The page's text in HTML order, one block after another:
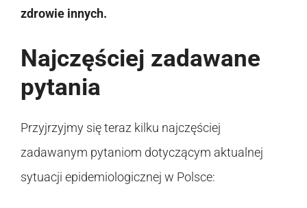
zdrowie innych.
Najczęściej zadawane
pytania
Przyjrzyjmy się teraz kilku najczęściej
zadawanym pytaniom dotyczącym aktualnej
sytuacji epidemiologicznej w Polsce: